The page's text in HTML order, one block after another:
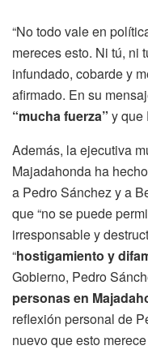
“No todo vale en
mereces esto. Ni tú, ni
infundado, cobarde y
afirmado. En su
“mucha fuerza” y que
Además, la ejecutiva
Majadahonda ha
a Pedro Sánchez y a
que “no se puede
irresponsable y
“hostigamiento y
Gobierno, Pedro
personas en
reflexión personal de
nuevo que esto